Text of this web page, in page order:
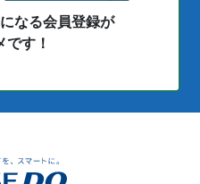
なる会員登録が
です！